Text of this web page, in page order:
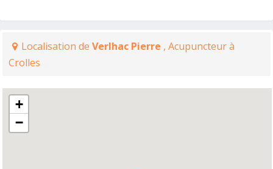
Localisation de Verlhac Pierre , Acupuncteur à
Crolles
+
−